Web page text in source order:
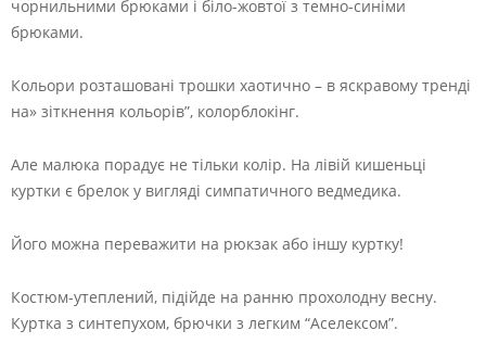
чорнильними брюками і біло-жовтої з темно-синіми
брюками.
Кольори розташовані трошки хаотично – в яскравому тренді
на» зіткнення кольорів”, колорблокінг.
Але малюка порадує не тільки колір. На лівій кишеньці
куртки є брелок у вигляді симпатичного ведмедика.
Його можна переважити на рюкзак або іншу куртку!
Костюм-утеплений, підійде на ранню прохолодну весну.
Куртка з синтепухом, брючки з легким “Аселексом”.